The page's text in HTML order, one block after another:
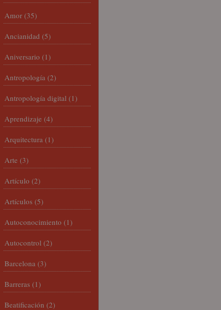
Amor (35)
Ancianidad (5)
Aniversario (1)
Antropología (2)
Antropología digital (1)
Aprendizaje (4)
Arquitectura (1)
Arte (3)
Artículo (2)
Artículos (5)
Autoconocimiento (1)
Autocontrol (2)
Barcelona (3)
Barreras (1)
Beatificación (2)